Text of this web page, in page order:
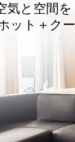
気と空間を
ット＋クー